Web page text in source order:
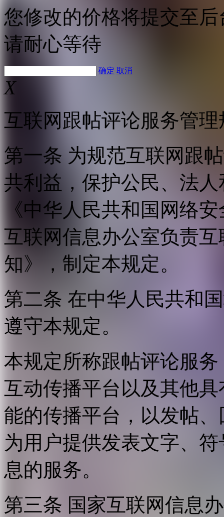
您修改的价格将提交至
请耐心等待
确定 取消
X
互联网跟帖评论服务管理
第一条 为规范互联网跟
共利益，保护公民、法
《中华人民共和国网络
互联网信息办公室负责
知》，制定本规定。
第二条 在中华人民共和
遵守本规定。
本规定所称跟帖评论服
互动传播平台以及其他
能的传播平台，以发帖
为用户提供发表文字、
息的服务。
第三条 国家互联网信息